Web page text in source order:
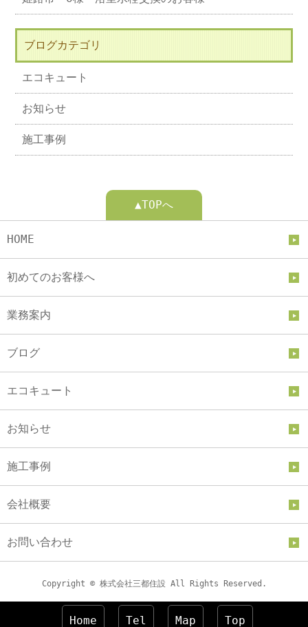
ブログカテゴリ
エコキュート
お知らせ
施工事例
▲TOPへ
HOME
初めてのお客様へ
業務案内
ブログ
エコキュート
お知らせ
施工事例
会社概要
お問い合わせ
Copyright © 株式会社三都住設 All Rights Reserved.
Home Tel Map Top